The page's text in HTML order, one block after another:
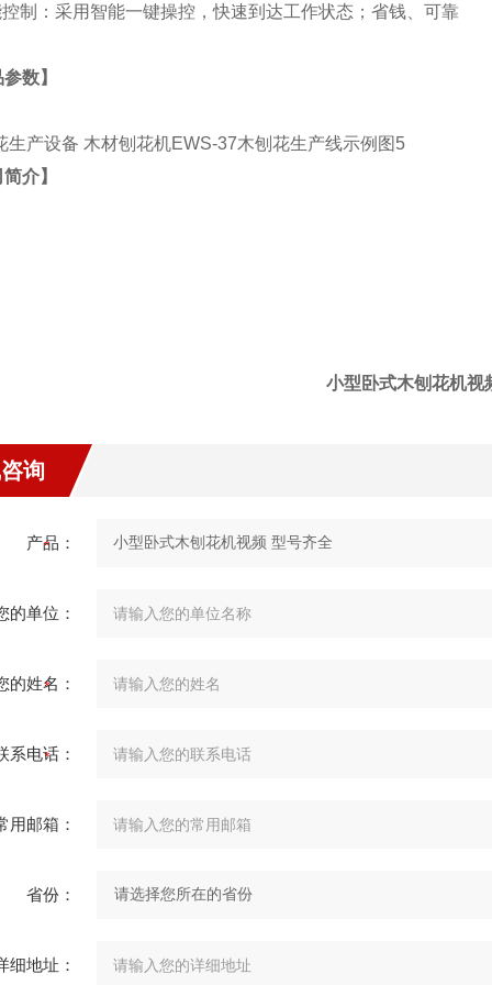
制：采用智能一键操控，快速到达工作状态；省钱、可靠
数】
介】
小型卧式木刨花机视
询
产品：
的单位：
的姓名：
系电话：
用邮箱：
省份：
细地址：